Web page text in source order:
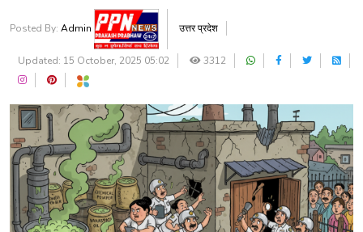
Posted By: Admin उत्तर प्रदेश
Updated: 15 October, 2025 05:02 3312